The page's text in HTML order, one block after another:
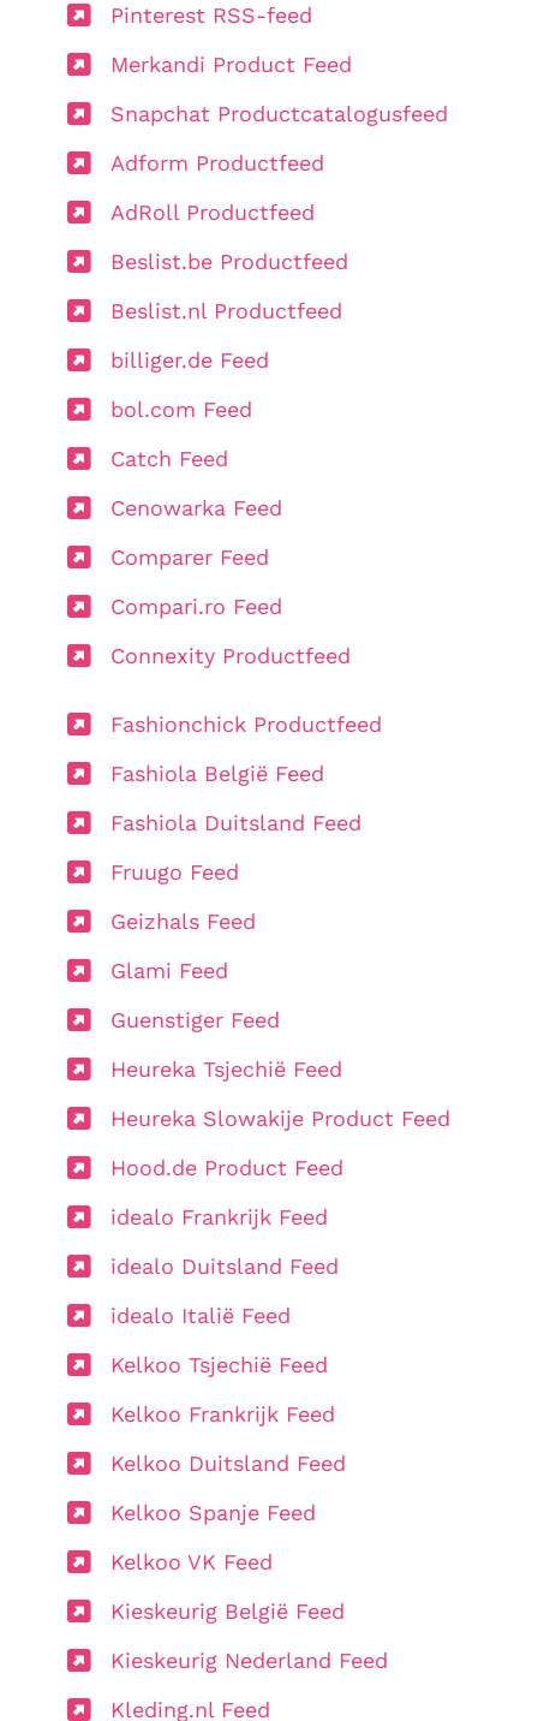
Pinterest RSS-feed
Merkandi Product Feed
Snapchat Productcatalogusfeed
Adform Productfeed
AdRoll Productfeed
Beslist.be Productfeed
Beslist.nl Productfeed
billiger.de Feed
bol.com Feed
Catch Feed
Cenowarka Feed
Comparer Feed
Compari.ro Feed
Connexity Productfeed
Fashionchick Productfeed
Fashiola België Feed
Fashiola Duitsland Feed
Fruugo Feed
Geizhals Feed
Glami Feed
Guenstiger Feed
Heureka Tsjechië Feed
Heureka Slowakije Product Feed
Hood.de Product Feed
idealo Frankrijk Feed
idealo Duitsland Feed
idealo Italië Feed
Kelkoo Tsjechië Feed
Kelkoo Frankrijk Feed
Kelkoo Duitsland Feed
Kelkoo Spanje Feed
Kelkoo VK Feed
Kieskeurig België Feed
Kieskeurig Nederland Feed
Kleding.nl Feed